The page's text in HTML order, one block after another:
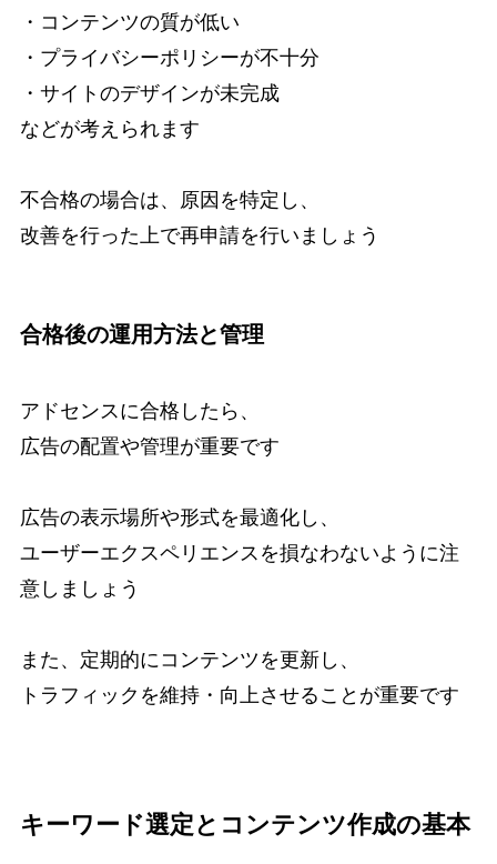
・コンテンツの質が低い
・プライバシーポリシーが不十分
・サイトのデザインが未完成
などが考えられます
不合格の場合は、原因を特定し、
改善を行った上で再申請を行いましょう
合格後の運用方法と管理
アドセンスに合格したら、
広告の配置や管理が重要です
広告の表示場所や形式を最適化し、
ユーザーエクスペリエンスを損なわないように注
意しましょう
また、定期的にコンテンツを更新し、
トラフィックを維持・向上させることが重要です
キーワード選定とコンテンツ作成の基本